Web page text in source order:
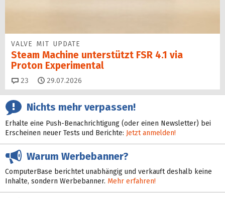
VALVE MIT UPDATE
Steam Machine unterstützt FSR 4.1 via
Proton Experimental
23 Kommentare
29.07.2026
Nichts mehr verpassen!
Erhalte eine Push-Benachrichtigung (oder einen Newsletter) bei
Erscheinen neuer Tests und Berichte: Jetzt anmelden!
Warum Werbebanner?
ComputerBase berichtet unabhängig und verkauft deshalb keine
Inhalte, sondern Werbebanner. Mehr erfahren!